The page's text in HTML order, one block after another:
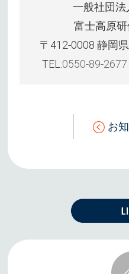
一般社団法
富士高原
〒412-0008 静岡
TEL:0550-89-2677
お